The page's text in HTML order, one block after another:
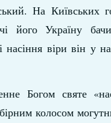
На Київських
його Україну
насіння віри він у
Богом святе
колосом